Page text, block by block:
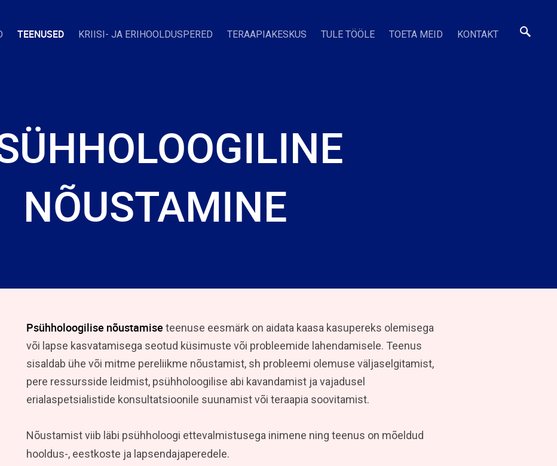
TEENUSED KRIISI- JA ERIHOOLDUSPERED TERAAPIAKESKUS TULE TÖÖLE TOETA MEID KONTAKT
NÕUSTAMINE
Psühholoogilise nõustamise teenuse eesmärk on aidata kaasa kasupereks olemisega
või lapse kasvatamisega seotud küsimuste või probleemide lahendamisele. Teenus
sisaldab ühe või mitme pereliikme nõustamist, sh probleemi olemuse väljaselgitamist,
pere ressursside leidmist, psühholoogilise abi kavandamist ja vajadusel
erialaspetsialistide konsultatsioonile suunamist või teraapia soovitamist.
Nõustamist viib läbi psühholoogi ettevalmistusega inimene ning teenus on mõeldud
hooldus-, eestkoste ja lapsendajaperedele.